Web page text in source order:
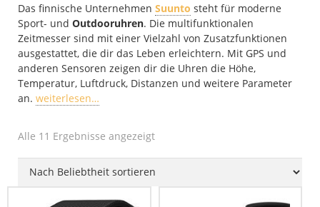
Chronographen
Funkuhren
Smartwatches
Nato-Straps
Uhrenarmbänder
Uhrenaufbewahrung
Wissen
Automatikuhrwerk
Bücher
Blog
Juweliere
Das finnische Unternehmen Suunto steht für moderne
Sport- und Outdooruhren. Die multifunktionalen
Zeitmesser sind mit einer Vielzahl von Zusatzfunktionen
ausgestattet, die dir das Leben erleichtern. Mit GPS und
anderen Sensoren zeigen dir die Uhren die Höhe,
Temperatur, Luftdruck, Distanzen und weitere Parameter
an. weiterlesen…
Alle 11 Ergebnisse angezeigt